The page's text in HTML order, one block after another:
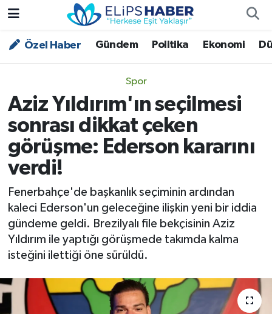
Özel Haber Gündem Politika Ekonomi
Spor
Aziz Yıldırım'ın seçilmesi
sonrası dikkat çeken
görüşme: Ederson kararını
verdi!
Fenerbahçe'de başkanlık seçiminin ardından
kaleci Ederson'un geleceğine ilişkin yeni bir iddia
gündeme geldi. Brezilyalı file bekçisinin Aziz
Yıldırım ile yaptığı görüşmede takımda kalma
isteğini ilettiği öne sürüldü.
Özel Haber
Asayiş
Bilim - Teknoloji
Çevre - İklim
Dünya
Kültür - Sanat
Magazin
Politika
Nöbetçi Eczaneler
Trafik Durumu
Süper Lig Puan Durumu ve Fikstür
Tüm Manşetler
Son Dakika Haberleri